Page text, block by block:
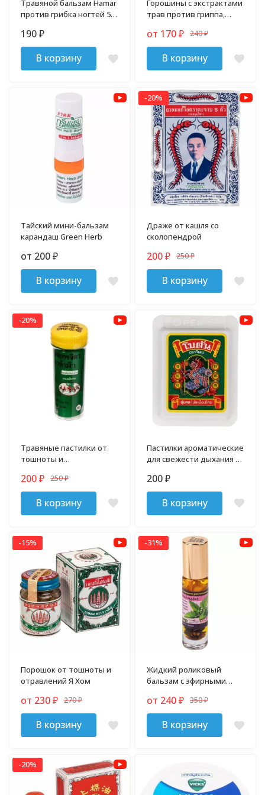
Травяной бальзам Hamar
против грибка ногтей 5
190₽
В корзину
Горошины с экстрактами
трав против гриппа,
от 170₽ 240₽
В корзину
Тайский мини-бальзам
карандаш Green Herb
от 200₽
В корзину
-20%
Драже от кашля со
сколопендрой
200₽ 250₽
В корзину
-20%
Травяные пастилки от
тошноты и
200₽ 250₽
В корзину
Пастилки ароматические
для свежести дыхания с
200₽
В корзину
-15%
Порошок от тошноты и
отравлений Я Хом
от 230₽ 270₽
В корзину
-31%
Жидкий роликовый
бальзам с эфирными
от 240₽ 350₽
В корзину
-20%